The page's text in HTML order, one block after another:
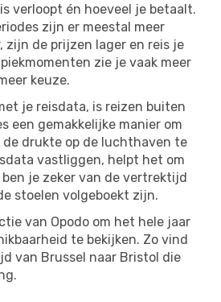
verloopt én hoeveel je betaalt.
zijn er meestal meer
zijn de prijzen lager en reis je
zie je vaak meer
keuze.
je reisdata, is reizen buiten
een gemakkelijke manier om
de drukte op de luchthaven te
vastliggen, helpt het om
je zeker van de vertrektijd
stoelen volgeboekt zijn.
van Opodo om het hele jaar
te bekijken. Zo vind
van Brussel naar Bristol die